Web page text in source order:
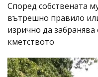
Според собствената
вътрешно правило
изрично да забранява
кметството